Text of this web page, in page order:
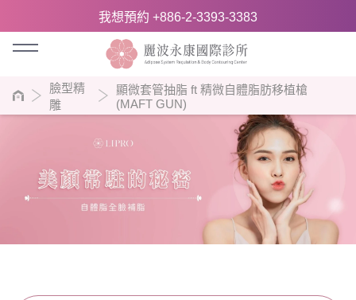
我想預約 +886-2-3393-3383
臉型精
雕
顯微套管抽脂 ft 精微自體脂肪移植槍
(MAFT GUN)